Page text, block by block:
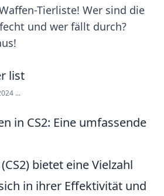
Tierliste! Wer sind die
und wer fällt durch?
...
in CS2: Eine umfassende
bietet eine Vielzahl
in ihrer Effektivität und